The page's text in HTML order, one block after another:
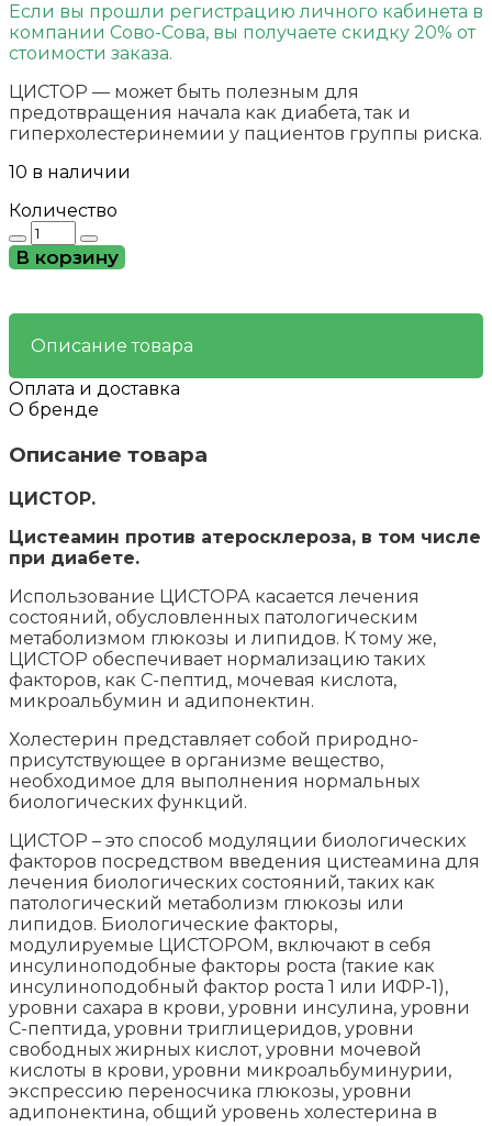
Если вы прошли регистрацию личного кабинета в
компании Сово-Сова, вы получаете скидку 20% от
стоимости заказа.
ЦИСТОР — может быть полезным для
предотвращения начала как диабета, так и
гиперхолестеринемии у пациентов группы риска.
10 в наличии
Количество
Количество
товара
Цистор
Против
атеросклероза
и
диабета.
В корзину
Описание товара
Оплата и доставка
О бренде
Описание товара
ЦИСТОР.
Цистеамин против атеросклероза, в том числе
при диабете.
Использование ЦИСТОРА касается лечения
состояний, обусловленных патологическим
метаболизмом глюкозы и липидов. К тому же,
ЦИСТОР обеспечивает нормализацию таких
факторов, как С-пептид, мочевая кислота,
микроальбумин и адипонектин.
Холестерин представляет собой природно-
присутствующее в организме вещество,
необходимое для выполнения нормальных
биологических функций.
ЦИСТОР – это способ модуляции биологических
факторов посредством введения цистеамина для
лечения биологических состояний, таких как
патологический метаболизм глюкозы или
липидов. Биологические факторы,
модулируемые ЦИСТОРОМ, включают в себя
инсулиноподобные факторы роста (такие как
инсулиноподобный фактор роста 1 или ИФР-1),
уровни сахара в крови, уровни инсулина, уровни
С-пептида, уровни триглицеридов, уровни
свободных жирных кислот, уровни мочевой
кислоты в крови, уровни микроальбуминурии,
экспрессию переносчика глюкозы, уровни
адипонектина, общий уровень холестерина в